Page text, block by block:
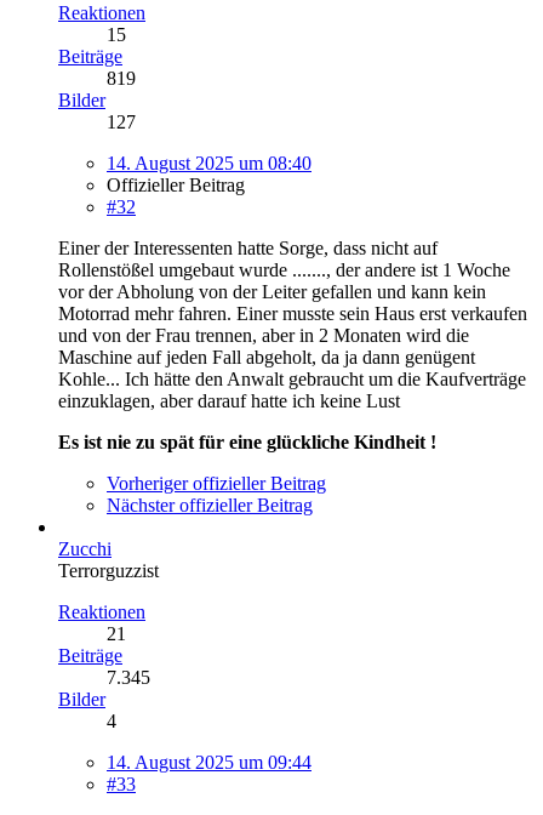
Reaktionen
15
Beiträge
819
Bilder
127
14. August 2025 um 08:40
Offizieller Beitrag
#32
Einer der Interessenten hatte Sorge, dass nicht auf
Rollenstößel umgebaut wurde ......., der andere ist 1 Woche
vor der Abholung von der Leiter gefallen und kann kein
Motorrad mehr fahren. Einer musste sein Haus erst verkaufen
und von der Frau trennen, aber in 2 Monaten wird die
Maschine auf jeden Fall abgeholt, da ja dann genügent
Kohle... Ich hätte den Anwalt gebraucht um die Kaufverträge
einzuklagen, aber darauf hatte ich keine Lust
Es ist nie zu spät für eine glückliche Kindheit !
Vorheriger offizieller Beitrag
Nächster offizieller Beitrag
Zucchi
Terrorguzzist
Reaktionen
21
Beiträge
7.345
Bilder
4
14. August 2025 um 09:44
#33